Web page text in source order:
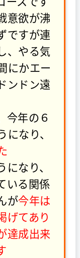
意欲が沸
ですが連
、やる気
にかエー
ンドン遠
今年の６
なり、
なり、
いる関係
が今年は
げてあり
達成出来